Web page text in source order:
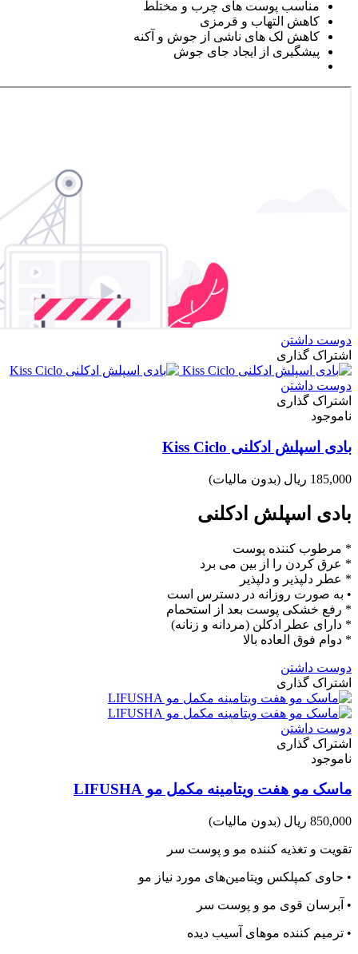
مناسب پوست های چرب و مختلط
کاهش التهاب و قرمزی
کاهش لک های ناشی از جوش و آکنه
پیشگیری از ایجاد جای جوش
دوست داشتن
اشتراک گذاری
دوست داشتن
اشتراک گذاری
ناموجود
بادی اسپلش ادکلنی Kiss Ciclo
185,000 ریال (بدون مالیات)
بادی اسپلش ادکلنی
* مرطوب کننده پوست
* عرق کردن را از بین می برد
* عطر دلپذیر و دلپذیر
• به صورت روزانه در دسترس است
* رفع خشکی پوست بعد از استحمام
* دارای عطر ادکلن (مردانه و زنانه)
* دوام فوق العاده بالا
دوست داشتن
اشتراک گذاری
دوست داشتن
اشتراک گذاری
ناموجود
ماسک مو هفت ویتامینه مکمل مو LIFUSHA
850,000 ریال (بدون مالیات)
تقویت و تغذیه کننده مو و پوست سر
• حاوی کمپلکس ویتامین‌های مورد نیاز مو
• آبرسان قوی مو و پوست سر
• ترمیم کننده موهای آسیب دیده